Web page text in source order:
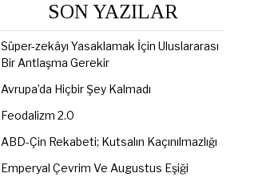
SON YAZILAR
Süper-zekâyı Yasaklamak İçin Uluslararası
Bir Antlaşma Gerekir
Avrupa’da Hiçbir Şey Kalmadı
Feodalizm 2.0
ABD-Çin Rekabeti; Kutsalın Kaçınılmazlığı
Emperyal Çevrim Ve Augustus Eşiği